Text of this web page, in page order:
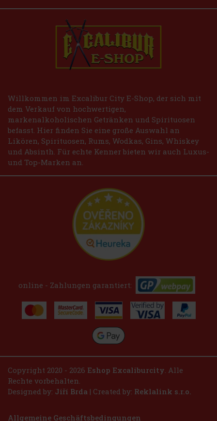
Willkommen im Excalibur City E-Shop, der sich mit
dem Verkauf von hochwertigen,
markenalkoholischen Getränken und Spirituosen
befasst. Hier finden Sie eine große Auswahl an
Likören, Spirituosen, Rums, Wodkas, Gins, Whiskey
und Absinth. Für echte Kenner bieten wir auch Luxus-
und Top-Marken an.
online - Zahlungen garantiert:
Copyright 2020 - 2026 Eshop Excaliburcity . Alle
Rechte vorbehalten.
Designed by: Jiří Brda | Created by: Reklalink s.r.o.
Allgemeine Geschäftsbedingungen